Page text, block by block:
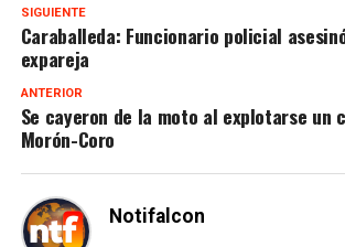
SIGUIENTE
Caraballeda: Funcionario policial
expareja
ANTERIOR
Se cayeron de la moto al explotarse un
Morón-Coro
Notifalcon